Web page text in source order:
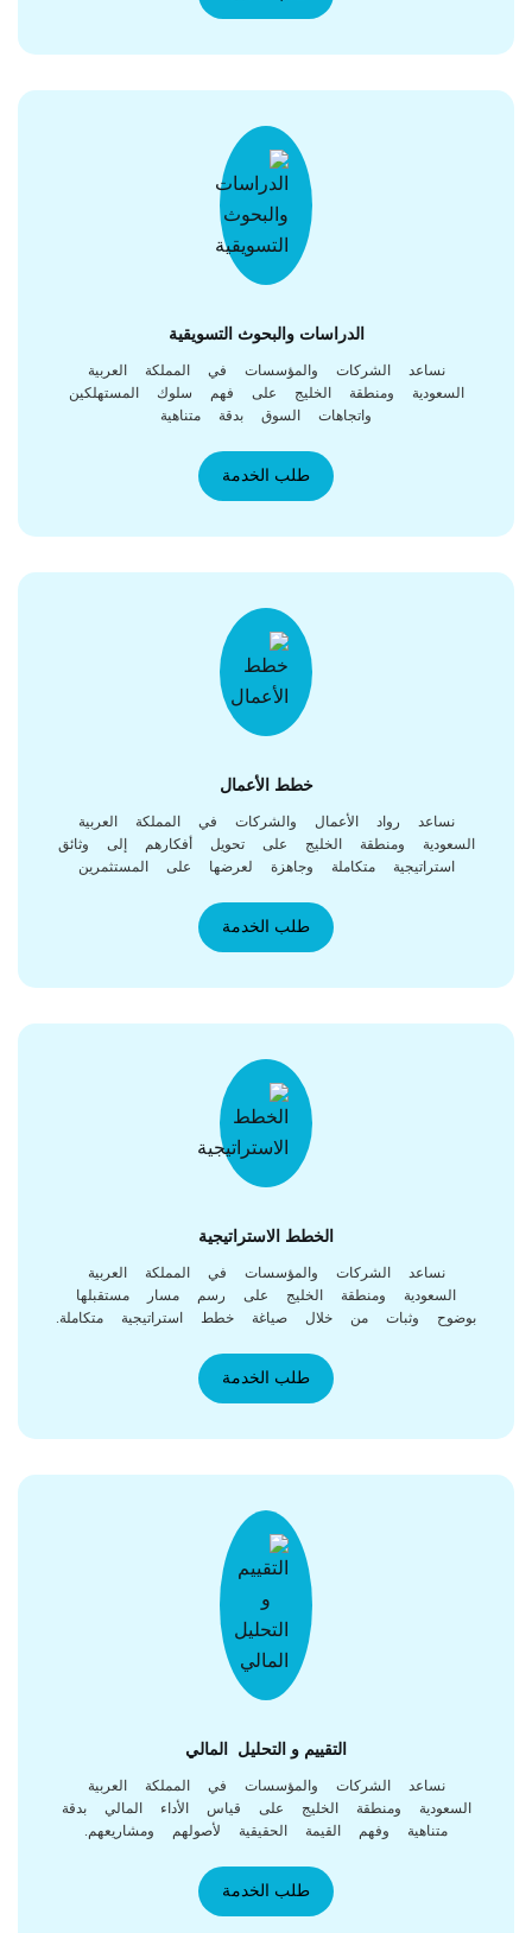
الدراسات والبحوث التسويقية
نساعد الشركات والمؤسسات في المملكة العربية
السعودية ومنطقة الخليج على فهم سلوك المستهلكين
واتجاهات السوق بدقة متناهية
طلب الخدمة
خطط الأعمال
نساعد رواد الأعمال والشركات في المملكة العربية
ومنطقة الخليج على تحويل أفكارهم إلى وثائق
استراتيجية متكاملة وجاهزة لعرضها على المستثمرين
طلب الخدمة
الخطط الاستراتيجية
نساعد الشركات والمؤسسات في المملكة العربية
السعودية ومنطقة الخليج على رسم مسار مستقبلها
وثبات من خلال صياغة خطط استراتيجية متكاملة.
طلب الخدمة
التقييم و التحليل المالي
نساعد الشركات والمؤسسات في المملكة العربية
ومنطقة الخليج على قياس الأداء المالي بدقة
متناهية وفهم القيمة الحقيقية لأصولهم ومشاريعهم.
طلب الخدمة